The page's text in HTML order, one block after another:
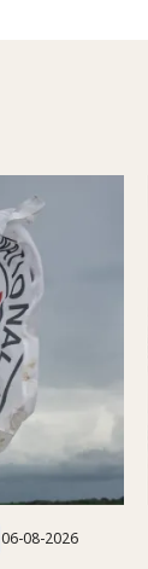
06-08-2026